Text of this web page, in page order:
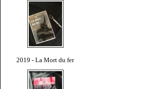
2019 - La Mort du fer